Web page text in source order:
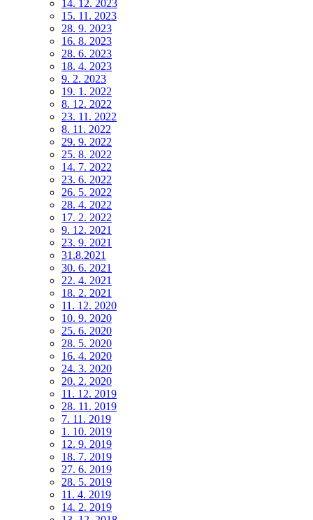
14. 12. 2023
15. 11. 2023
28. 9. 2023
16. 8. 2023
28. 6. 2023
18. 4. 2023
9. 2. 2023
19. 1. 2022
8. 12. 2022
23. 11. 2022
8. 11. 2022
29. 9. 2022
25. 8. 2022
14. 7. 2022
23. 6. 2022
26. 5. 2022
28. 4. 2022
17. 2. 2022
9. 12. 2021
23. 9. 2021
31.8.2021
30. 6. 2021
22. 4. 2021
18. 2. 2021
11. 12. 2020
10. 9. 2020
25. 6. 2020
28. 5. 2020
16. 4. 2020
24. 3. 2020
20. 2. 2020
11. 12. 2019
28. 11. 2019
7. 11. 2019
1. 10. 2019
12. 9. 2019
18. 7. 2019
27. 6. 2019
28. 5. 2019
11. 4. 2019
14. 2. 2019